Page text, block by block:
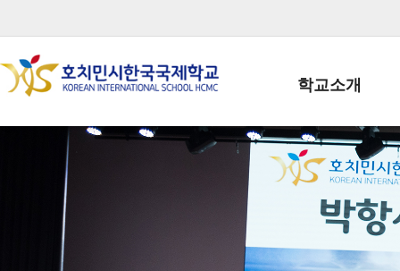
학교소개
학교장인사말
학생회장인사말
학교상징
학교 CI